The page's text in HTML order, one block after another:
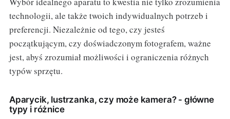
technologii, ale także twoich indywidualnych potrzeb i
preferencji. Niezależnie od tego, czy jesteś
początkującym, czy doświadczonym fotografem, ważne
jest, abyś zrozumiał możliwości i ograniczenia różnych
typów sprzętu.
Aparycik, lustrzanka, czy może kamera? - główne
typy i różnice